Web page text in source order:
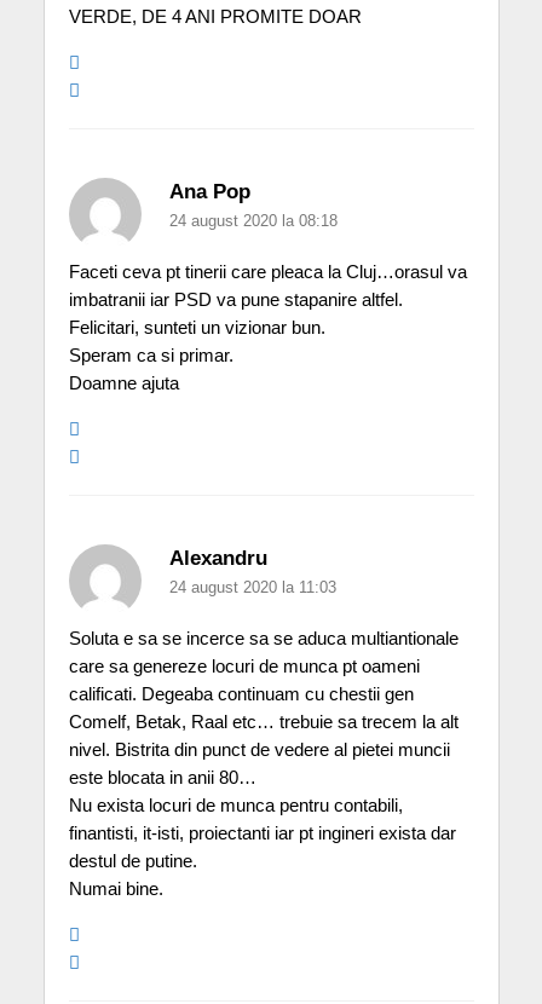
VERDE, DE 4 ANI PROMITE DOAR
Ana Pop
24 august 2020 la 08:18
Faceti ceva pt tinerii care pleaca la Cluj…orasul va
imbatranii iar PSD va pune stapanire altfel.
Felicitari, sunteti un vizionar bun.
Speram ca si primar.
Doamne ajuta
Alexandru
24 august 2020 la 11:03
Soluta e sa se incerce sa se aduca multiantionale
care sa genereze locuri de munca pt oameni
calificati. Degeaba continuam cu chestii gen
Comelf, Betak, Raal etc… trebuie sa trecem la alt
nivel. Bistrita din punct de vedere al pietei muncii
este blocata in anii 80…
Nu exista locuri de munca pentru contabili,
finantisti, it-isti, proiectanti iar pt ingineri exista dar
destul de putine.
Numai bine.